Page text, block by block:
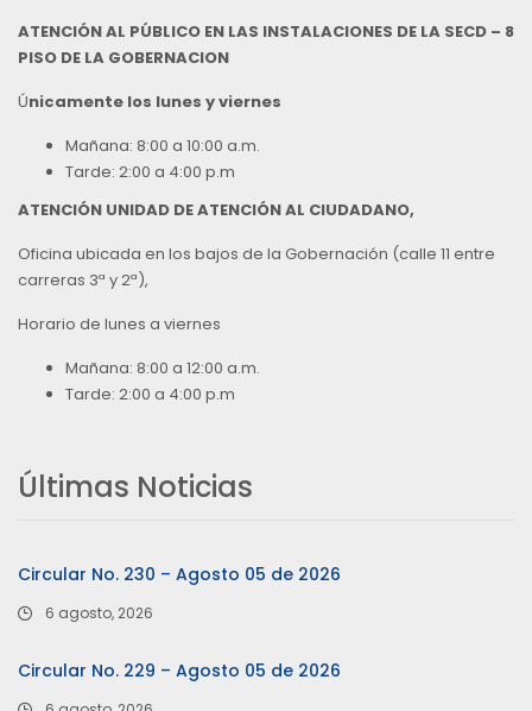
ATENCIÓN AL PÚBLICO EN LAS INSTALACIONES DE LA SECD – 8
PISO DE LA GOBERNACION
Únicamente los lunes y viernes
Mañana: 8:00 a 10:00 a.m.
Tarde: 2:00 a 4:00 p.m
ATENCIÓN UNIDAD DE ATENCIÓN AL CIUDADANO,
Oficina ubicada en los bajos de la Gobernación (calle 11 entre
carreras 3ª y 2ª),
Horario de lunes a viernes
Mañana: 8:00 a 12:00 a.m.
Tarde: 2:00 a 4:00 p.m
Últimas Noticias
Circular No. 230 – Agosto 05 de 2026
6 agosto, 2026
Circular No. 229 – Agosto 05 de 2026